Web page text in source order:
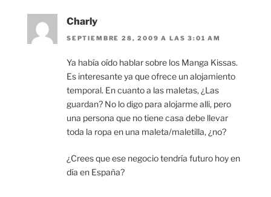
Charly
SEPTIEMBRE 28, 2009 A LAS 3:01 AM
Ya había oído hablar sobre los Manga Kissas.
Es interesante ya que ofrece un alojamiento
temporal. En cuanto a las maletas, ¿Las
guardan? No lo digo para alojarme alli, pero
una persona que no tiene casa debe llevar
toda la ropa en una maleta/maletilla, ¿no?
¿Crees que ese negocio tendría futuro hoy en
día en España?